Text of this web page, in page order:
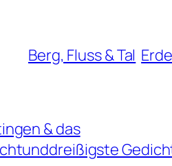
Berg, Fluss & Tal Erde
& das